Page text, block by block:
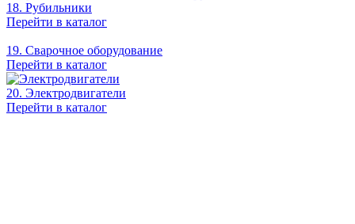
18. Рубильники
Перейти в каталог
19. Сварочное оборудование
Перейти в каталог
20. Электродвигатели
Перейти в каталог